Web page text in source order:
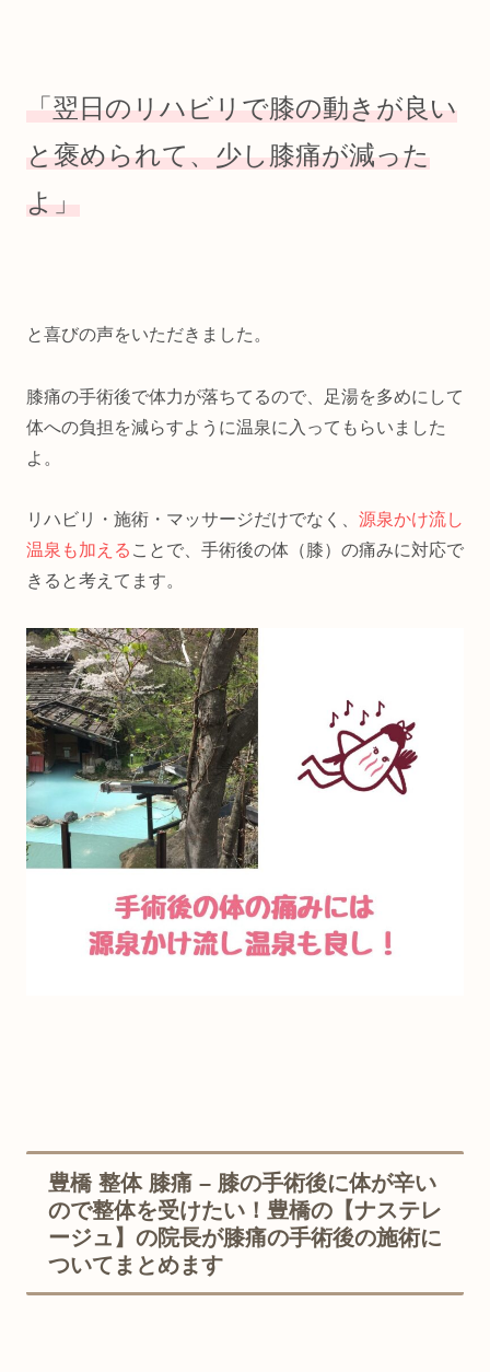
「翌日のリハビリで膝の動きが良い
と褒められて、少し膝痛が減った
よ」
と喜びの声をいただきました。
膝痛の手術後で体力が落ちてるので、足湯を多めにして
体への負担を減らすように温泉に入ってもらいました
よ。
リハビリ・施術・マッサージだけでなく、 源泉かけ流し
温泉も加える ことで、手術後の体（膝）の痛みに対応で
きると考えてます。
豊橋 整体 膝痛 – 膝の手術後に体が辛い
ので整体を受けたい！豊橋の【ナステレ
ージュ】の院長が膝痛の手術後の施術に
ついてまとめます